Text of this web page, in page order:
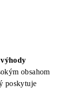
obsahom
poskytuje